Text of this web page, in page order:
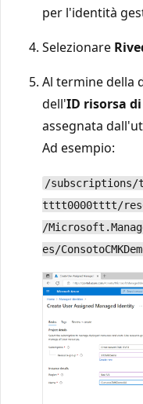
per l'identità
Selezionare
Al termine della
dell'ID risorsa
assegnata
Ad esempio:
/
tttt0000tttt/
/
es/